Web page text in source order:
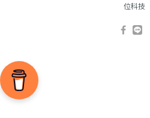
位科技